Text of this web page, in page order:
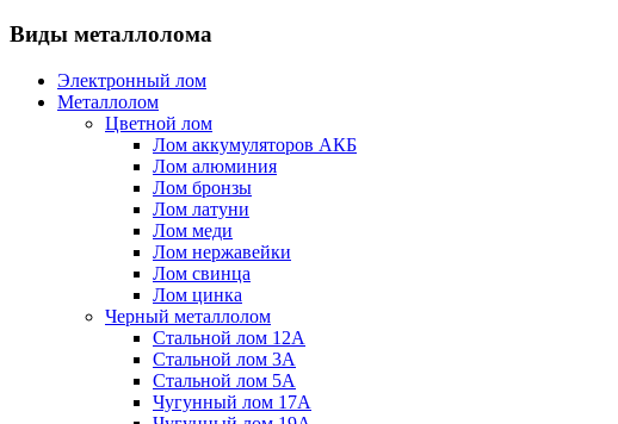
Виды металлолома
Электронный лом
Металлолом
Цветной лом
Лом аккумуляторов АКБ
Лом алюминия
Лом бронзы
Лом латуни
Лом меди
Лом нержавейки
Лом свинца
Лом цинка
Черный металлолом
Стальной лом 12А
Стальной лом 3А
Стальной лом 5А
Чугунный лом 17А